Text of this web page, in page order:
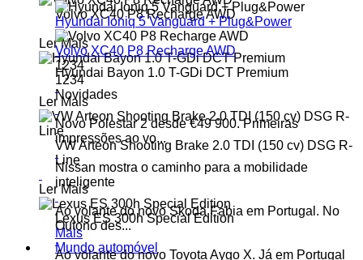
Volvo XC40 P8 Recharge AWD
Ler Mais
Hyundai Bayon 1.0 T-GDi DCT Premium
Ler Mais
VW Arteon Shooting Brake 2.0 TDI (150 cv) DSG R-
Line
Ler Mais
Lexus ES 300h Special Edition
Mais
Mundo automóvel
Hyundai Ioniq 5 Vanguard + Plug&Power
Volvo XC40 P8 Recharge AWD
1234
1234
Novidades
Novo Polestar 2 desde €49 900. Primeiras
impressões ao vo...
Nissan mostra o caminho para a mobilidade
inteligente
Ao volante do novo Skoda Fabia em Portugal. No
Outono des...
Ao volante do novo Toyota Aygo X. Já em Portugal